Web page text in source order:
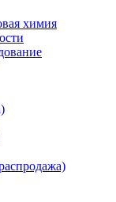
химия